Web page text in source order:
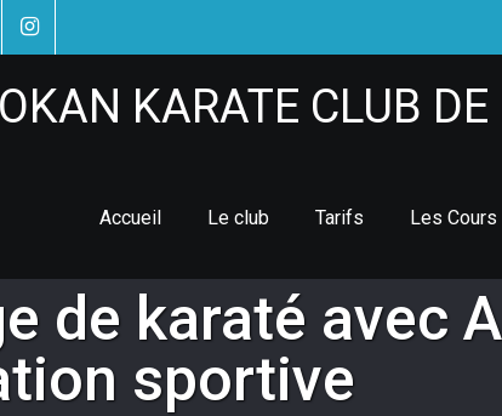
KARATE CLUB
Accueil Le club Tarifs Les Cours
de karaté avec
sportive